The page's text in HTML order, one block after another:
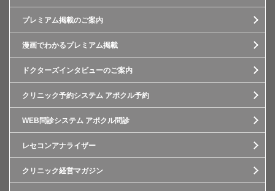
プレミアム掲載のご案内
漫画でわかるプレミアム掲載
ドクターズインタビューのご案内
クリニック予約システム アポクル予約
WEB問診システム アポクル問診
レセコンアナライザー
クリニック経営マガジン